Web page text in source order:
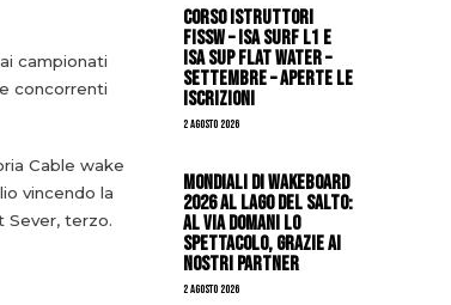
campionati
concorrenti
Cable wake
vincendo la
Sever, terzo.
CORSO ISTRUTTORI
FISSW – ISA SURF L1 e
ISA SUP Flat Water –
SETTEMBRE – APERTE LE
ISCRIZIONI
2 Agosto 2026
Mondiali di Wakeboard
2026 al Lago del Salto:
al via domani lo
spettacolo, grazie ai
nostri Partner
2 Agosto 2026